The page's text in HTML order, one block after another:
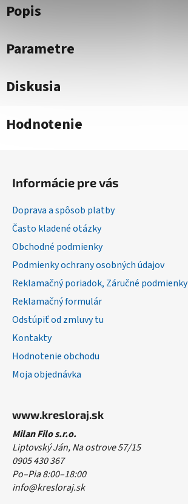
Popis
Parametre
Diskusia
Hodnotenie
Informácie pre vás
Doprava a spôsob platby
Často kladené otázky
Obchodné podmienky
Podmienky ochrany osobných údajov
Reklamačný poriadok, Záručné podmienky
Reklamačný formulár
Odstúpiť od zmluvy tu
Kontakty
Hodnotenie obchodu
Moja objednávka
www.kresloraj.sk
Milan Filo s.r.o.
Liptovský Ján, Na ostrove 57/15
0905 430 367
Po–Pia 8:00–18:00
info@kresloraj.sk